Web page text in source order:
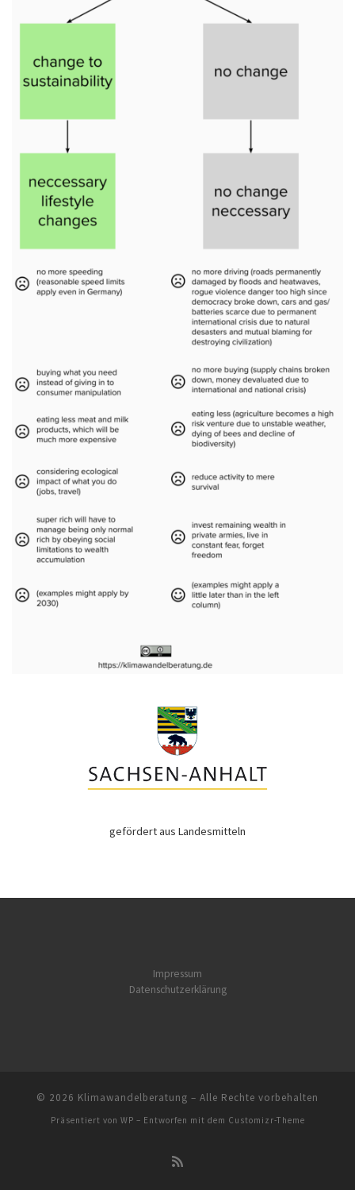
gefördert aus Landesmitteln
Impressum
Datenschutzerklärung
© 2026 Klimawandelberatung – Alle Rechte vorbehalten
Präsentiert von WP – Entworfen mit dem Customizr-Theme